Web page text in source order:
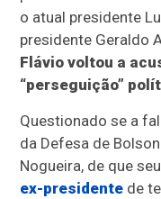
o atual presidente
presidente Geraldo
Flávio voltou a
“perseguição”
Questionado se a
da Defesa de
Nogueira, de que
ex-presidente de